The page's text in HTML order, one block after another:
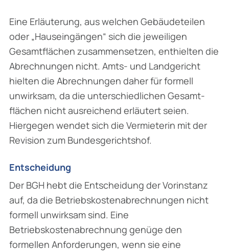
Eine Erläuterung, aus welchen Gebäudeteilen
oder „Hauseingängen“ sich die jeweiligen
Gesamtflächen zusammensetzen, enthielten die
Abrechnungen nicht. Amts- und Landgericht
hielten die Abrechnungen daher für formell
unwirksam, da die unterschiedlichen Gesamt­
flächen nicht ausreichend erläutert seien.
Hiergegen wendet sich die Vermieterin mit der
Revi­sion zum Bundesgerichtshof.
Entscheidung
Der BGH hebt die Entscheidung der Vorinstanz
auf, da die Betriebskostenabrechnungen nicht
formell unwirksam sind. Eine
Betriebskostenabrechnung genüge den
formellen Anforde­rungen, wenn sie eine